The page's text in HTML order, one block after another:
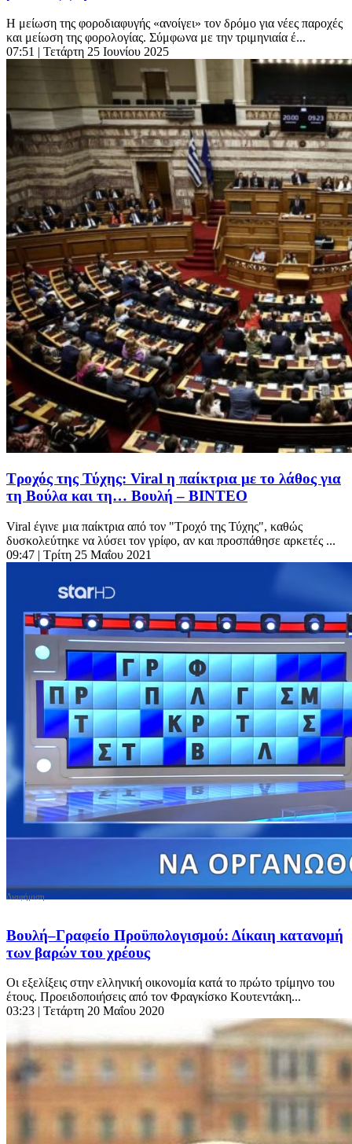
Η μείωση της φοροδιαφυγής «ανοίγει» τον δρόμο για νέες παροχές
και μείωση της φορολογίας. Σύμφωνα με την τριμηνιαία έ...
07:51 | Τετάρτη 25 Ιουνίου 2025
Τροχός της Τύχης: Viral η παίκτρια με το λάθος για
τη Βούλα και τη… Βουλή – ΒΙΝΤΕΟ
Viral έγινε μια παίκτρια από τον "Τροχό της Τύχης", καθώς
δυσκολεύτηκε να λύσει τον γρίφο, αν και προσπάθησε αρκετές ...
09:47 | Τρίτη 25 Μαΐου 2021
Βουλή–Γραφείο Προϋπολογισμού: Δίκαιη κατανομή
των βαρών του χρέους
Οι εξελίξεις στην ελληνική οικονομία κατά το πρώτο τρίμηνο του
έτους. Προειδοποιήσεις από τον Φραγκίσκο Κουτεντάκη...
03:23 | Τετάρτη 20 Μαΐου 2020